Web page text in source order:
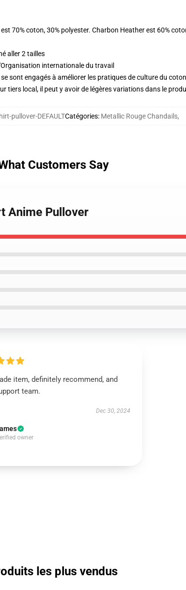
70% coton, 30% polyester. Charbon Heather est 60%
aller 2 tailles
internationale du travail
sont engagés à améliorer les pratiques de culture du
tiers local, il peut y avoir de légères variations dans le
pullover-DEFAULTCatégories: Metallic Rouge Chandails,
Customers Say
Anime Pullover
item, definitely recommend, and
team.
Dec 30, 2024
owner
les plus vendus